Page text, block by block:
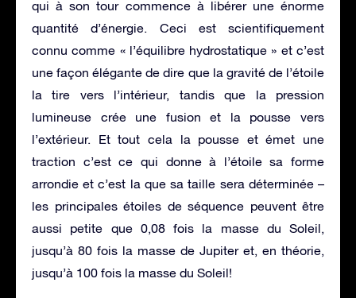
qui à son tour commence à libérer une énorme
quantité d’énergie. Ceci est scientifiquement
connu comme « l’équilibre hydrostatique » et c’est
une façon élégante de dire que la gravité de l’étoile
la tire vers l’intérieur, tandis que la pression
lumineuse crée une fusion et la pousse vers
l’extérieur. Et tout cela la pousse et émet une
traction c’est ce qui donne à l’étoile sa forme
arrondie et c’est la que sa taille sera déterminée –
les principales étoiles de séquence peuvent être
aussi petite que 0,08 fois la masse du Soleil,
jusqu’à 80 fois la masse de Jupiter et, en théorie,
jusqu’à 100 fois la masse du Soleil!